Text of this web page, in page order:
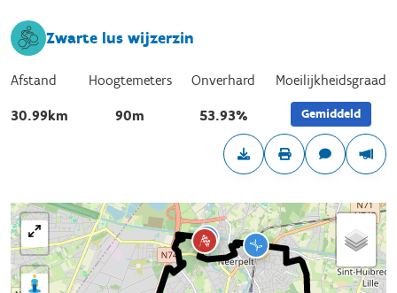
Zwarte lus wijzerzin
Afstand
30.99km
Hoogtemeters
90m
Onverhard
53.93%
Moeilijkheidsgraad
Gemiddeld